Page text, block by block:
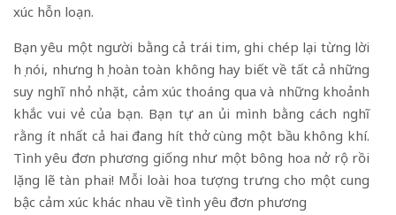
xúc hỗn loạn.
Bạn yêu một người bằng cả trái tim, ghi chép lại từng lời
họ nói, nhưng họ hoàn toàn không hay biết về tất cả những
suy nghĩ nhỏ nhặt, cảm xúc thoáng qua và những khoảnh
khắc vui vẻ của bạn. Bạn tự an ủi mình bằng cách nghĩ
rằng ít nhất cả hai đang hít thở cùng một bầu không khí.
Tình yêu đơn phương giống như một bông hoa nở rộ rồi
lặng lẽ tàn phai! Mỗi loài hoa tượng trưng cho một cung
bậc cảm xúc khác nhau về tình yêu đơn phương